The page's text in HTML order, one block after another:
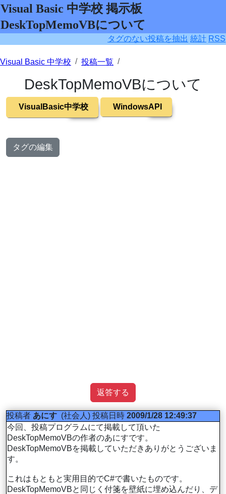
Visual Basic 中学校 掲示板
DeskTopMemoVBについて
タグのない投稿を抽出 統計 RSS
Visual Basic 中学校 投稿一覧
DeskTopMemoVBについて
VisualBasic中学校 WindowsAPI
タグの編集
返答する
投稿者 あにす (社会人) 投稿日時 2009/1/28 12:49:37
今回、投稿プログラムにて掲載して頂いた
DeskTopMemoVBの作者のあにすです。
DeskTopMemoVBを掲載していただきありがとうございま
す。
これはもともと実用目的でC#で書いたものです。
DeskTopMemoVBと同じく付箋を壁紙に埋め込んだり、デ